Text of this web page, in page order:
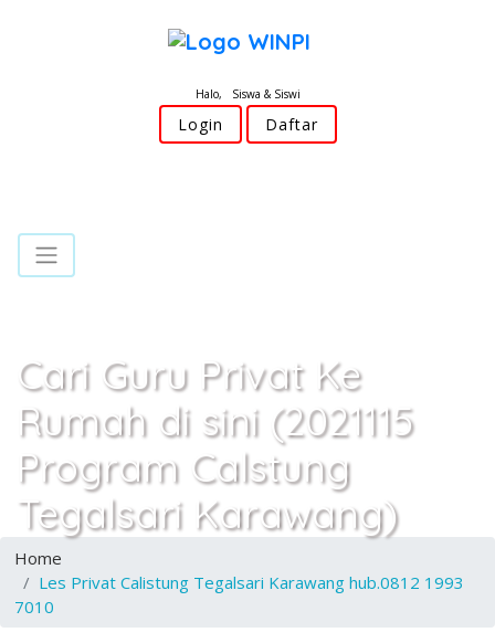
Halo, Siswa & Siswi
Login Daftar
Cari Guru Privat Ke
Rumah di sini (2021115
Program Calstung
Tegalsari Karawang)
Home
Les Privat Calistung Tegalsari Karawang hub.0812 1993
7010